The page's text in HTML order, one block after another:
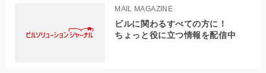
MAIL MAGAZINE
ビルに関わるすべての方に！
ちょっと役に立つ情報を配信中